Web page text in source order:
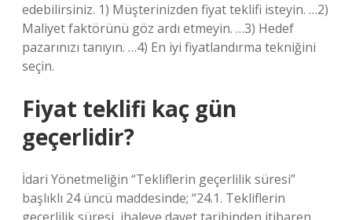
edebilirsiniz. 1) Müşterinizden fiyat teklifi isteyin. …2)
Maliyet faktörünü göz ardı etmeyin. …3) Hedef
pazarınızı tanıyın. …4) En iyi fiyatlandırma tekniğini
seçin.
Fiyat teklifi kaç gün
geçerlidir?
İdari Yönetmeliğin “Tekliflerin geçerlilik süresi”
başlıklı 24 üncü maddesinde; “24.1. Tekliflerin